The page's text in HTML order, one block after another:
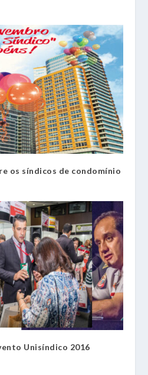
os síndicos de condomínio
Unisíndico 2016